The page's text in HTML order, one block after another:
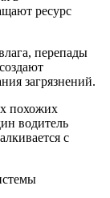
ресурс
перепады
загрязнений.
похожих
водитель
с